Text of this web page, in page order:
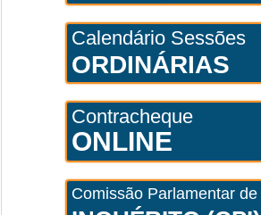
Calendário Sessões
ORDINÁRIAS
Contracheque
ONLINE
Comissão Parlamentar de